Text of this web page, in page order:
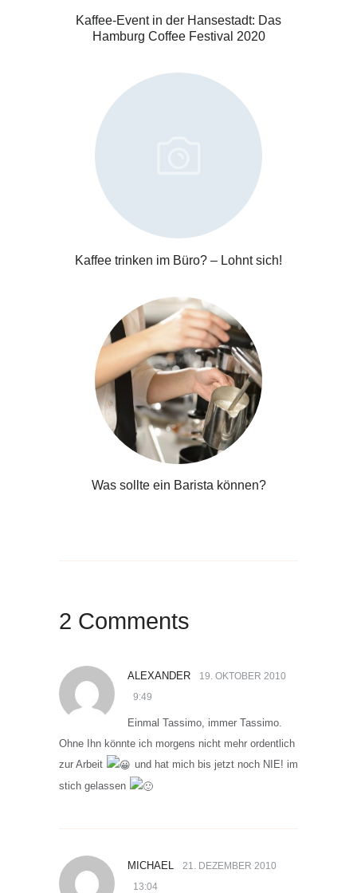
Kaffee-Event in der Hansestadt: Das
Hamburg Coffee Festival 2020
Kaffee trinken im Büro? – Lohnt sich!
Was sollte ein Barista können?
2 Comments
ALEXANDER
19. OKTOBER 2010
9:49
Einmal Tassimo, immer Tassimo.
Ohne Ihn könnte ich morgens nicht mehr ordentlich
zur Arbeit
und hat mich bis jetzt noch NIE! im
stich gelassen
MICHAEL
21. DEZEMBER 2010
13:04